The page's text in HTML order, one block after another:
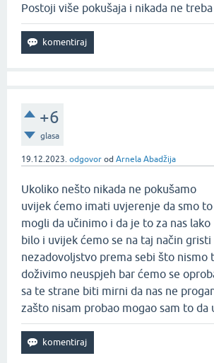
Postoji više pokušaja i nikada ne treba
+6
glasa
19.12.2023. odgovor od Arnela Abadžija
Ukoliko nešto nikada ne pokušamo
uvijek ćemo imati uvjerenje da smo to
mogli da učinimo i da je to za nas lako
bilo i uvijek ćemo se na taj način gristi
nezadovoljstvo prema sebi što nismo
doživimo neuspjeh bar ćemo se
sa te strane biti mirni da nas ne
zašto nisam probao mogao sam to da